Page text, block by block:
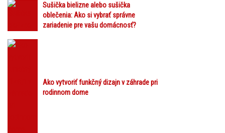
Sušička bielizne alebo sušička
oblečenia: Ako si vybrať správne
zariadenie pre vašu domácnosť?
Ako vytvoriť funkčný dizajn v záhrade pri
rodinnom dome